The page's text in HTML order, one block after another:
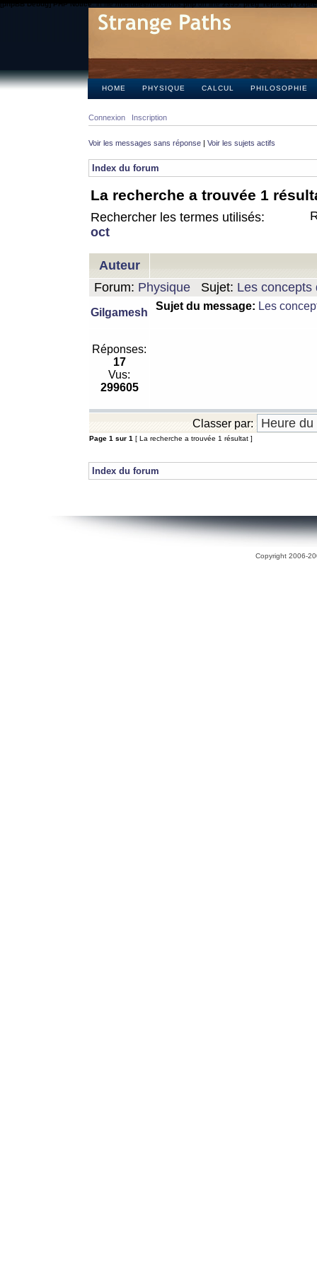
[phpBB Debug] PHP Notice: in file/includes/functions.phpon line2355:preg_replace()
HOME PHYSIQUE CALCUL PHILOSOPHIE
Connexion Inscription
Voir les messages sans réponse | Voir les sujets actifs
Index du forum
La recherche a trouvée 1
Rechercher les termes utilisés:
oct
Auteur
Forum: Physique Sujet: Les concepts
Gilgamesh
Sujet du message: Les
Réponses:
17
Vus:
299605
Classer par:
Page 1 sur 1 [ La recherche a trouvée 1 résultat ]
Index du forum
Copyright 2006-